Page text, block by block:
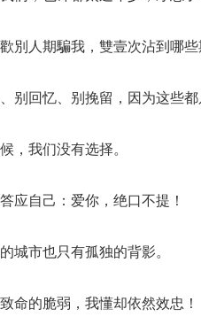
別人期騙我，雙壹次沾到哪些
别回忆、别挽留，因为这些都
，我们没有选择。
应自己：爱你，绝口不提！
城市也只有孤独的背影。
命的脆弱，我懂却依然效忠！